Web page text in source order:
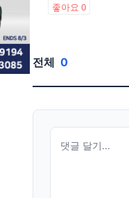
좋아요 0
전체 0